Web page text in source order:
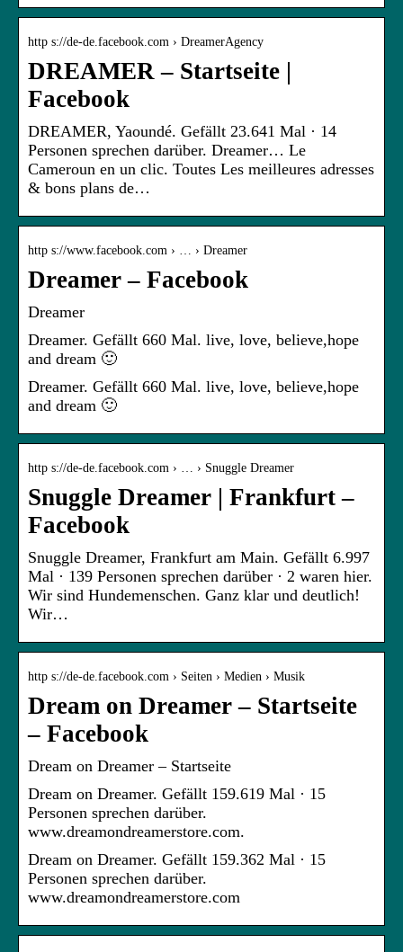
http s://de-de.facebook.com › DreamerAgency
DREAMER – Startseite |
Facebook
DREAMER, Yaoundé. Gefällt 23.641 Mal · 14
Personen sprechen darüber. Dreamer… Le
Cameroun en un clic. Toutes Les meilleures adresses
& bons plans de…
http s://www.facebook.com › … › Dreamer
Dreamer – Facebook
Dreamer
Dreamer. Gefällt 660 Mal. live, love, believe,hope
and dream 🙂
Dreamer. Gefällt 660 Mal. live, love, believe,hope
and dream 🙂
http s://de-de.facebook.com › … › Snuggle Dreamer
Snuggle Dreamer | Frankfurt –
Facebook
Snuggle Dreamer, Frankfurt am Main. Gefällt 6.997
Mal · 139 Personen sprechen darüber · 2 waren hier.
Wir sind Hundemenschen. Ganz klar und deutlich!
Wir…
http s://de-de.facebook.com › Seiten › Medien › Musik
Dream on Dreamer – Startseite
– Facebook
Dream on Dreamer – Startseite
Dream on Dreamer. Gefällt 159.619 Mal · 15
Personen sprechen darüber.
www.dreamondreamerstore.com.
Dream on Dreamer. Gefällt 159.362 Mal · 15
Personen sprechen darüber.
www.dreamondreamerstore.com